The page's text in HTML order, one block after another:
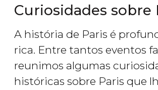
Curiosidades sobre
A história de Paris é
rica. Entre tantos eventos
reunimos algumas
históricas sobre Paris que